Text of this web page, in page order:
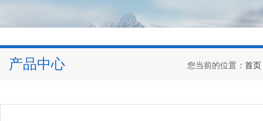
产品中心 您当前的位置： 首页